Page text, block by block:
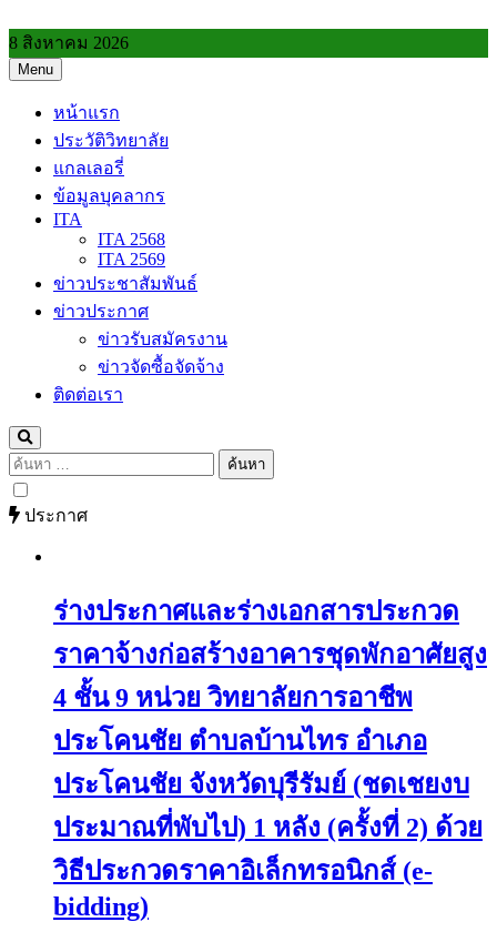
to
content
8 สิงหาคม 2026
Menu
หน้าแรก
ประวัติวิทยาลัย
แกลเลอรี่
ข้อมูลบุคลากร
ITA
ITA 2568
ITA 2569
ข่าวประชาสัมพันธ์
ข่าวประกาศ
ข่าวรับสมัครงาน
ข่าวจัดซื้อจัดจ้าง
ติดต่อเรา
ค้นหา
สำหรับ:
ประกาศ
ร่างประกาศและร่างเอกสารประกวด
ราคาจ้างก่อสร้างอาคารชุดพักอาศัยสูง
4 ชั้น 9 หน่วย วิทยาลัยการอาชีพ
ประโคนชัย ตำบลบ้านไทร อำเภอ
ประโคนชัย จังหวัดบุรีรัมย์ (ชดเชยงบ
ประมาณที่พับไป) 1 หลัง (ครั้งที่ 2) ด้วย
วิธีประกวดราคาอิเล็กทรอนิกส์ (e-
bidding)